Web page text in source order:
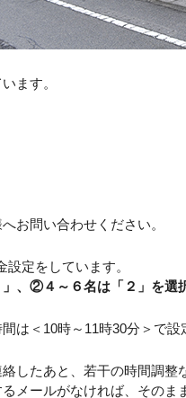
ます。
お問い合わせください。
設定をしています。
、②４～６名は「２」を選
は＜10時～11時30分＞で設
したあと、若干の時間調整
メールがなければ、そのま